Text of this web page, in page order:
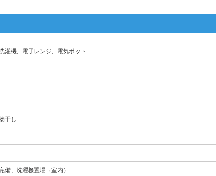
濯機、電子レンジ、電気ポット
干し
備、洗濯機置場（室内）